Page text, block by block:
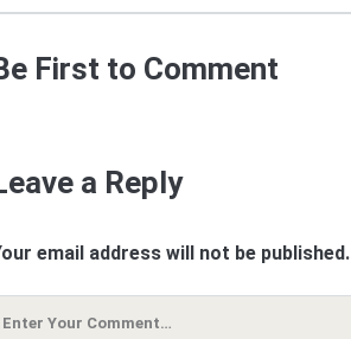
First to Comment
a Reply
email address will not be published.